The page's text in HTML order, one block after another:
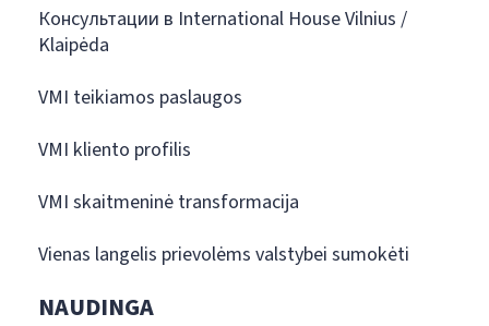
Консультации в International House Vilnius /
Klaipėda
VMI teikiamos paslaugos
VMI kliento profilis
VMI skaitmeninė transformacija
Vienas langelis prievolėms valstybei sumokėti
NAUDINGA